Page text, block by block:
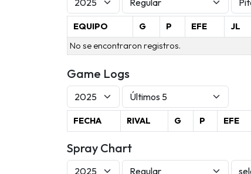
EQUIPO G P EFE JL
No se encontraron registros.
Game Logs
FECHA RIVAL G P EFE
Spray Chart